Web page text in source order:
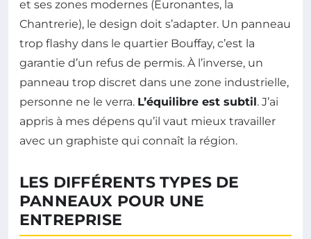
et ses zones modernes (Euronantes, la
Chantrerie), le design doit s’adapter. Un panneau
trop flashy dans le quartier Bouffay, c’est la
garantie d’un refus de permis. À l’inverse, un
panneau trop discret dans une zone industrielle,
personne ne le verra. L’équilibre est subtil. J’ai
appris à mes dépens qu’il vaut mieux travailler
avec un graphiste qui connaît la région.
LES DIFFÉRENTS TYPES DE
PANNEAUX POUR UNE
ENTREPRISE